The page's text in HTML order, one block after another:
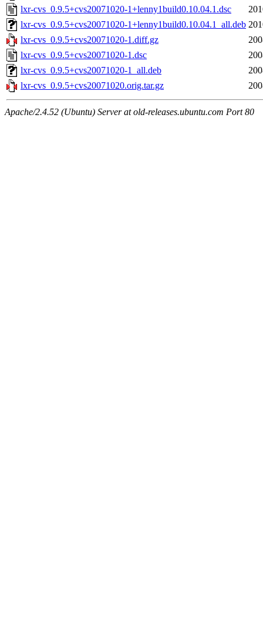
lxr-cvs_0.9.5+cvs20071020-1+lenny1build0.10.04.1.dsc
lxr-cvs_0.9.5+cvs20071020-1+lenny1build0.10.04.1_all.deb
lxr-cvs_0.9.5+cvs20071020-1.diff.gz
lxr-cvs_0.9.5+cvs20071020-1.dsc
lxr-cvs_0.9.5+cvs20071020-1_all.deb
lxr-cvs_0.9.5+cvs20071020.orig.tar.gz
Apache/2.4.52 (Ubuntu) Server at old-releases.ubuntu.com Port 80